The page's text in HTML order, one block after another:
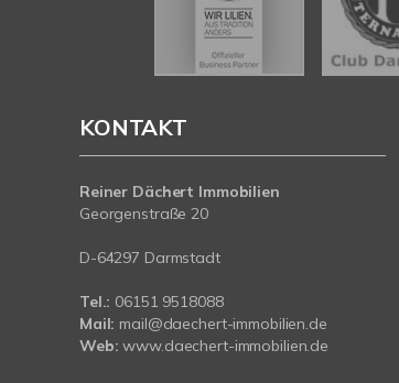
KONTAKT
Reiner Dächert Immobilien
Georgenstraße 20
D-64297 Darmstadt
Tel.: 06151 9518088
Mail: mail@daechert-immobilien.de
Web: www.daechert-immobilien.de